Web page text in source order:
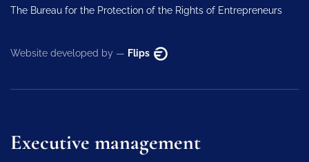
The Bureau for the Protection of the Rights of Entrepreneurs
Website developed by — Flips
Executive management